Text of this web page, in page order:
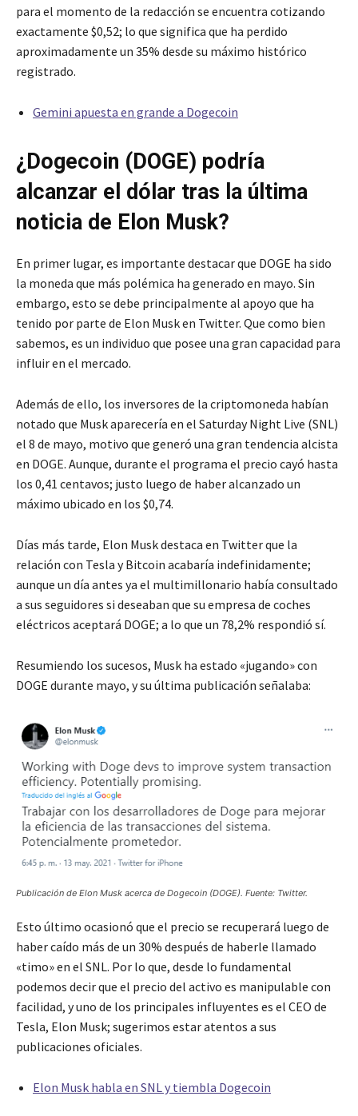
para el momento de la redacción se encuentra cotizando
exactamente $0,52; lo que significa que ha perdido
aproximadamente un 35% desde su máximo histórico
registrado.
Gemini apuesta en grande a Dogecoin
¿Dogecoin (DOGE) podría
alcanzar el dólar tras la última
noticia de Elon Musk?
En primer lugar, es importante destacar que DOGE ha sido
la moneda que más polémica ha generado en mayo. Sin
embargo, esto se debe principalmente al apoyo que ha
tenido por parte de Elon Musk en Twitter. Que como bien
sabemos, es un individuo que posee una gran capacidad para
influir en el mercado.
Además de ello, los inversores de la criptomoneda habían
notado que Musk aparecería en el Saturday Night Live (SNL)
el 8 de mayo, motivo que generó una gran tendencia alcista
en DOGE. Aunque, durante el programa el precio cayó hasta
los 0,41 centavos; justo luego de haber alcanzado un
máximo ubicado en los $0,74.
Días más tarde, Elon Musk destaca en Twitter que la
relación con Tesla y Bitcoin acabaría indefinidamente;
aunque un día antes ya el multimillonario había consultado
a sus seguidores si deseaban que su empresa de coches
eléctricos aceptará DOGE; a lo que un 78,2% respondió sí.
Resumiendo los sucesos, Musk ha estado «jugando» con
DOGE durante mayo, y su última publicación señalaba:
Publicación de Elon Musk acerca de Dogecoin (DOGE). Fuente: Twitter.
Esto último ocasionó que el precio se recuperará luego de
haber caído más de un 30% después de haberle llamado
«timo» en el SNL. Por lo que, desde lo fundamental
podemos decir que el precio del activo es manipulable con
facilidad, y uno de los principales influyentes es el CEO de
Tesla, Elon Musk; sugerimos estar atentos a sus
publicaciones oficiales.
Elon Musk habla en SNL y tiembla Dogecoin